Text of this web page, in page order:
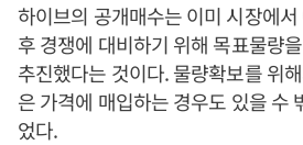
하이브의 공개매수는 이미 시장에
후 경쟁에 대비하기 위해 목표물량
추진했다는 것이다. 물량확보를 위
은 가격에 매입하는 경우도 있을 수
었다.